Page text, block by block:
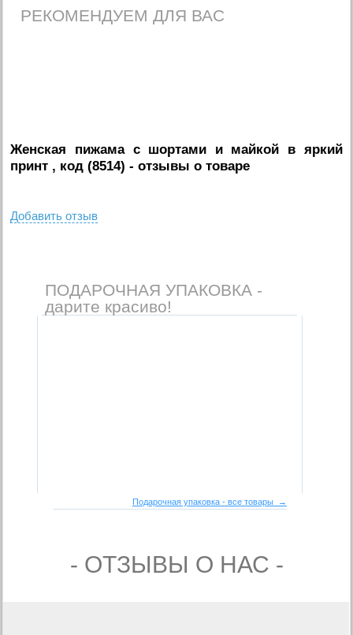
РЕКОМЕНДУЕМ ДЛЯ ВАС
Женская пижама с шортами и майкой в яркий
принт , код (8514) - отзывы о товаре
Добавить отзыв
ПОДАРОЧНАЯ УПАКОВКА -
дарите красиво!
Подарочная упаковка - все товары →
- ОТЗЫВЫ О НАС -